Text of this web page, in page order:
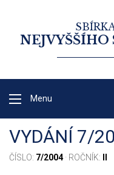
Menu
VYDÁNÍ 7/
ČÍSLO: 7/2004· ROČNÍK: